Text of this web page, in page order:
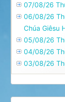
07/08/26
06/08/26
Chúa Giêsu
05/08/26
04/08/26
03/08/26